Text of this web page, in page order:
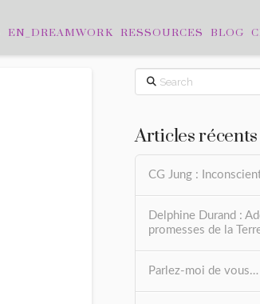
EN_DREAMWORK RESSOURCES BLOG
Search
Articles récents
CG Jung :
Delphine Durand :
promesses de la
Parlez-moi de vous…